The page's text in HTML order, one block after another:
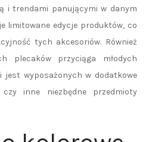
i trendami panującymi w danym
limitowane edycje produktów, co
tych akcesoriów. Również
plecaków przyciąga młodych
jest wyposażonych w dodatkowe
inne niezbędne przedmioty